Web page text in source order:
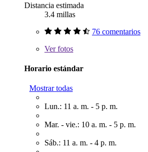
Distancia estimada
3.4 millas
76 comentarios
Verfotos
Horario estándar
Mostrar todas
Lun.: 11 a. m. - 5 p. m.
Mar. - vie.: 10 a. m. - 5 p. m.
Sáb.: 11 a. m. - 4 p. m.